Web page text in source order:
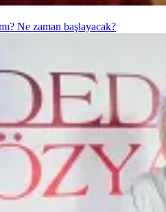
Ne zaman başlayacak?